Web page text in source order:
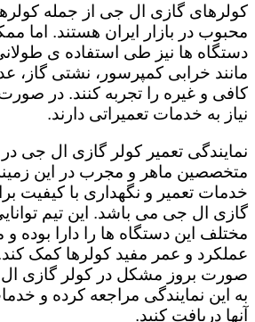
کولرهای گازی ال جی از جمله
محبوب در بازار ایران هستند. اما
دستگاه ها نیز طی استفاده ی
مانند خرابی کمپرسور، نشتی گاز،
کافی و غیره را تجربه کنند. در
نیاز به خدمات تعمیراتی دارند.
نمایندگی تعمیر کولر گازی ال جی در
متخصصین ماهر و مجرب در این زمینه
خدمات تعمیر و نگهداری با کیفیت
گازی ال جی می باشد. این تیم
مختلف این دستگاه ها را دارا بوده و
عملکرد و عمر مفید کولرها کمک کند.
صورت بروز مشکل در کولر گازی ال
به این نمایندگی مراجعه کرده و
آنها دریافت کنید.